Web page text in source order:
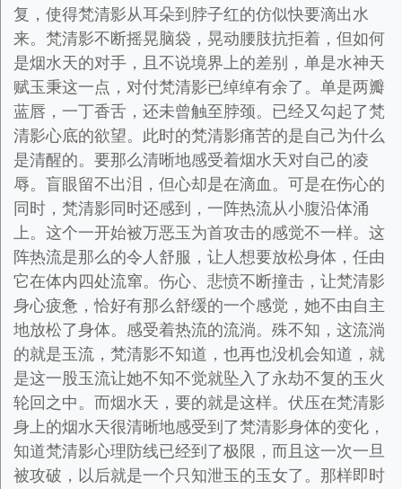
复，使得梵清影从耳朵到脖子红的仿似快要滴出水
来。梵清影不断摇晃脑袋，晃动腰肢抗拒着，但如何
是烟水天的对手，且不说境界上的差别，单是水神天
赋玉秉这一点，对付梵清影已绰绰有余了。单是两瓣
蓝唇，一丁香舌，还未曾触至脖颈。已经又勾起了梵
清影心底的欲望。此时的梵清影痛苦的是自己为什么
是清醒的。要那么清晰地感受着烟水天对自己的凌
辱。盲眼留不出泪，但心却是在滴血。可是在伤心的
同时，梵清影同时还感到，一阵热流从小腹沿体涌
上。这个一开始被万恶玉为首攻击的感觉不一样。这
阵热流是那么的令人舒服，让人想要放松身体，任由
它在体内四处流窜。伤心、悲愤不断撞击，让梵清影
身心疲惫，恰好有那么舒缓的一个感觉，她不由自主
地放松了身体。感受着热流的流淌。殊不知，这流淌
的就是玉流，梵清影不知道，也再也没机会知道，就
是这一股玉流让她不知不觉就坠入了永劫不复的玉火
轮回之中。而烟水天，要的就是这样。伏压在梵清影
身上的烟水天很清晰地感受到了梵清影身体的变化，
知道梵清影心理防线已经到了极限，而且这一次一旦
被攻破，以后就是一个只知泄玉的玉女了。那样即时